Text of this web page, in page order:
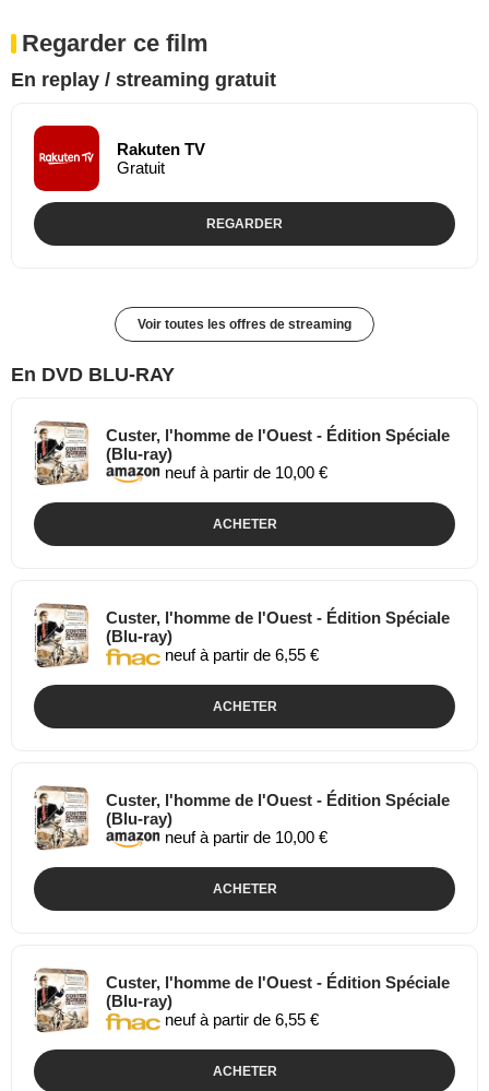
Regarder ce film
En replay / streaming gratuit
Rakuten TV
Gratuit
REGARDER
Voir toutes les offres de streaming
En DVD BLU-RAY
Custer, l'homme de l'Ouest - Édition Spéciale
(Blu-ray)
neuf à partir de 10,00 €
ACHETER
Custer, l'homme de l'Ouest - Édition Spéciale
(Blu-ray)
neuf à partir de 6,55 €
ACHETER
Custer, l'homme de l'Ouest - Édition Spéciale
(Blu-ray)
neuf à partir de 10,00 €
ACHETER
Custer, l'homme de l'Ouest - Édition Spéciale
(Blu-ray)
neuf à partir de 6,55 €
ACHETER